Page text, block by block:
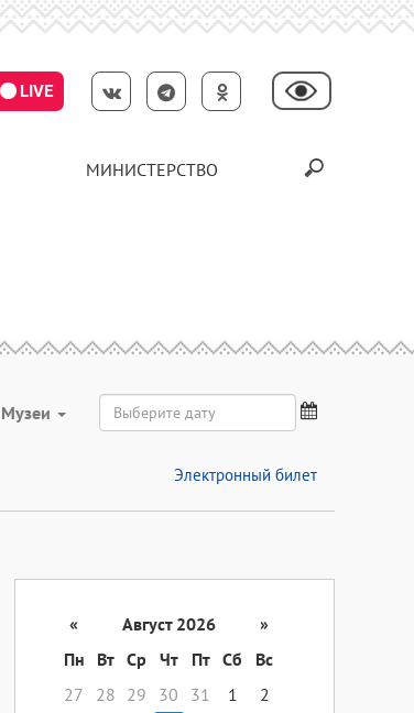
LIVE
МИНИСТЕРСТВО
Музеи
Электронный билет
« Август 2026
»
Пн
Вт Ср Чт Пт Сб
Вс
27
28 29 30 31 1
2